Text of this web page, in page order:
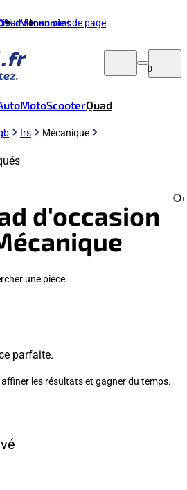
Aller au pied de page
d'économies
0
MotoScooterQuad
Irs Mécanique
d'occasion +
une pièce
parfaite.
les résultats et gagner du temps.